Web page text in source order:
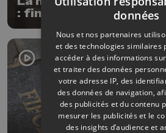
: fin des travaux rive
cyclo-piétonnes Avroy
Guillemins...
données
Nous et nos partenaires
et des technologies similaires
accéder à des informations
et traiter des données
votre adresse IP, des
des données de navigation,
des publicités et du contenu
mesurer les publicités et le
des insights d’audience et